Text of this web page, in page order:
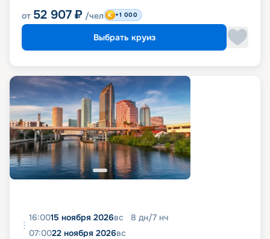
от 52 907 ₽ /чел +1 000
Выбрать круиз
16:0015 ноября 2026вс 8 дн/7 нч
07:0022 ноября 2026вс